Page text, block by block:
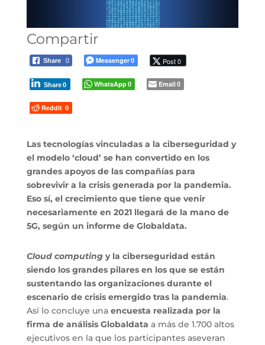
Compartir
Share 0 Messenger0 Post 0
Share0 WhatsApp0 Email0
Reddit 0
Las tecnologías vinculadas a la ciberseguridad y
el modelo ‘cloud’ se han convertido en los
grandes apoyos de las compañías para
sobrevivir a la crisis generada por la pandemia.
Eso sí, el crecimiento que tiene que venir
necesariamente en 2021 llegará de la mano de
5G, según un informe de Globaldata.
Cloud computingy la ciberseguridad están
siendo los grandes pilares en los que se están
sustentando las organizaciones durante el
escenario de crisis emergido tras la pandemia.
Así lo concluye una encuesta realizada por la
firma de análisis Globaldata a más de 1.700 altos
ejecutivos en la que los participantes aseveran